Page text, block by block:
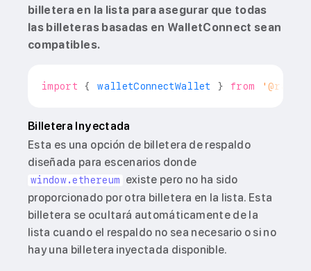
billetera en la lista para asegurar que todas
las billeteras basadas en WalletConnect sean
compatibles.
import { walletConnectWallet } from
Billetera Inyectada
Esta es una opción de billetera de respaldo
diseñada para escenarios donde
window.ethereum
existe pero no ha sido
proporcionado por otra billetera en la lista. Esta
billetera se ocultará automáticamente de la
lista cuando el respaldo no sea necesario o si no
hay una billetera inyectada disponible.